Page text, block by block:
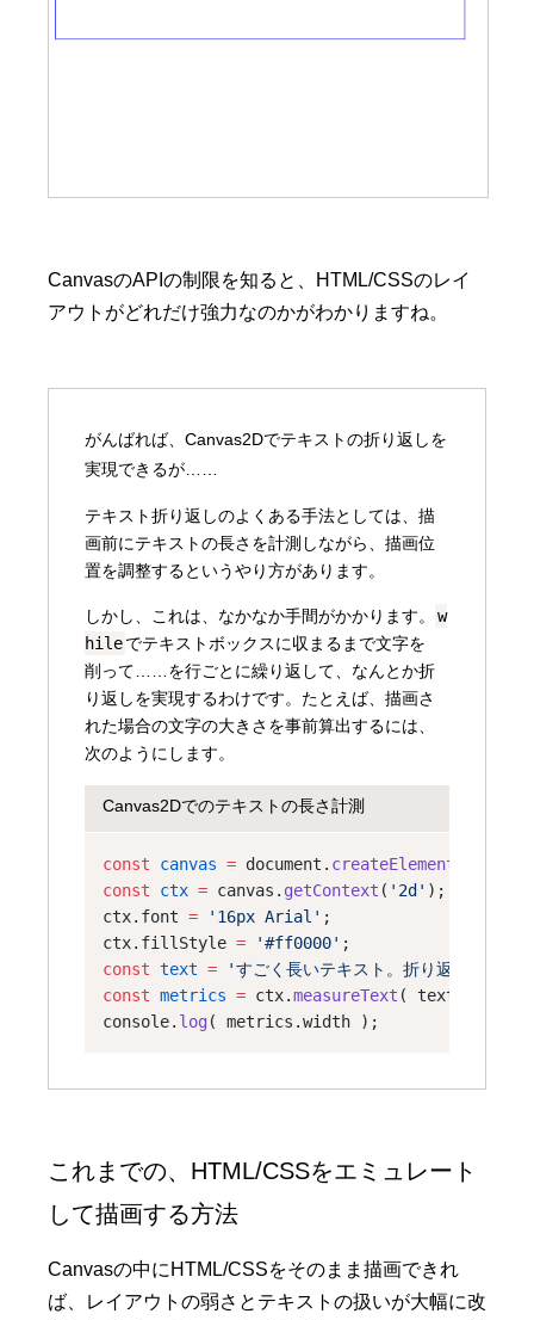
CanvasのAPIの制限を知ると、HTML/CSSのレイ
アウトがどれだけ強力なのかがわかりますね。
がんばれば、Canvas2Dでテキストの折り返しを
実現できるが……
テキスト折り返しのよくある手法としては、描
画前にテキストの長さを計測しながら、描画位
置を調整するというやり方があります。
しかし、これは、なかなか手間がかかります。
w
hileでテキストボックスに収まるまで文字を
削って……を行ごとに繰り返して、なんとか折
り返しを実現するわけです。たとえば、描画さ
れた場合の文字の大きさを事前算出するには、
次のようにします。
Canvas2Dでのテキストの長さ計測
const canvas = document. createElement
const
ctx = canvas. getContext ( '2d' );
ctx.font = '16px Arial' ;
ctx.fillStyle = '#ff0000' ;
const text =
'すごく長いテキスト。折り返しはされ
const metrics = ctx.measureText ( text );
console. log ( metrics.width );
これまでの、HTML/CSSをエミュレート
して描画する方法
Canvasの中にHTML/CSSをそのまま描画できれ
ば、レイアウトの弱さとテキストの扱いが大幅に改